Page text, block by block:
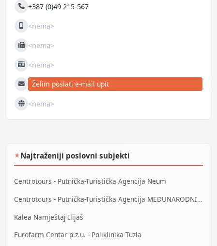
Telefon+387 (0)49 215-567
Mobilni<nema>
Fax <nema>
JIB <nema>
E-mailŽelim poslati e-mail upit
Web <nema>
★Najtraženiji poslovni subjekti
Centrotours - Putnička-Turistička Agencija Neum
Centrotours - Putnička-Turistička Agencija MEĐUNARODNI AERODROM Sarajevo
Kalea Namještaj Ilijaš
Eurofarm Centar p.z.u. - Poliklinika Tuzla